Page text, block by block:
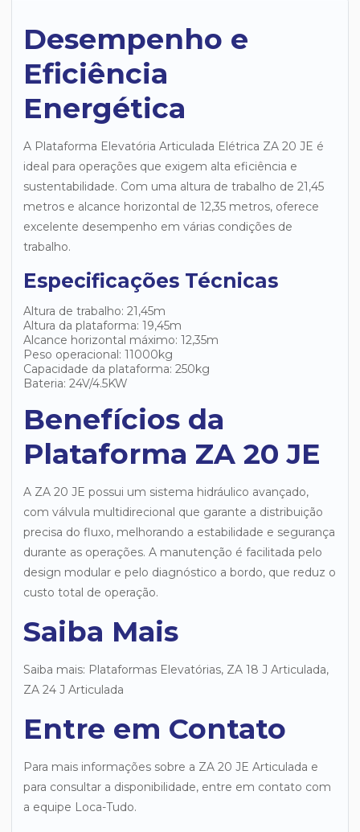
Desempenho e
Eficiência
Energética
A Plataforma Elevatória Articulada Elétrica ZA 20 JE é
ideal para operações que exigem alta eficiência e
sustentabilidade. Com uma altura de trabalho de 21,45
metros e alcance horizontal de 12,35 metros, oferece
excelente desempenho em várias condições de
trabalho.
Especificações Técnicas
Altura de trabalho: 21,45m
Altura da plataforma: 19,45m
Alcance horizontal máximo: 12,35m
Peso operacional: 11000kg
Capacidade da plataforma: 250kg
Bateria: 24V/4.5KW
Benefícios da
Plataforma ZA 20 JE
A ZA 20 JE possui um sistema hidráulico avançado,
com válvula multidirecional que garante a distribuição
precisa do fluxo, melhorando a estabilidade e segurança
durante as operações. A manutenção é facilitada pelo
design modular e pelo diagnóstico a bordo, que reduz o
custo total de operação.
Saiba Mais
Saiba mais: Plataformas Elevatórias, ZA 18 J Articulada,
ZA 24 J Articulada
Entre em Contato
Para mais informações sobre a ZA 20 JE Articulada e
para consultar a disponibilidade, entre em contato com
a equipe Loca-Tudo.